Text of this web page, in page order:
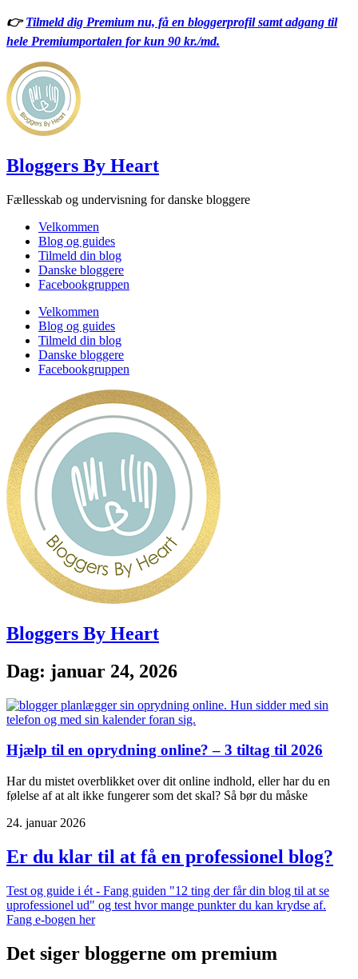
Videre
indhold
👉Tilmeld dig Premium nu, få en bloggerprofil samt adgang til
hele Premiumportalen for kun 90 kr./md.
Bloggers By Heart
Fællesskab og undervisning for danske bloggere
Velkommen
Blog og guides
Tilmeld din blog
Danske bloggere
Facebookgruppen
Velkommen
Blog og guides
Tilmeld din blog
Danske bloggere
Facebookgruppen
Bloggers By Heart
Dag: januar 24, 2026
Hjælp til en oprydning online? – 3 tiltag til 2026
Har du mistet overblikket over dit online indhold, eller har du en
følelse af at alt ikke fungerer som det skal? Så bør du måske
24. januar 2026
Er du klar til at få en professionel blog?
Test og guide i ét - Fang guiden "12 ting der får din blog til at se
uprofessionel ud" og test hvor mange punkter du kan krydse af.
Fang e-bogen her
Det siger bloggerne om premium